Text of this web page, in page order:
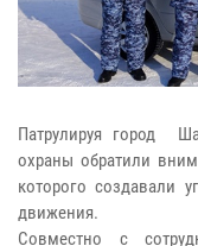
Патрулируя город
охраны обратили
которого создавали
движения.
Совместно с